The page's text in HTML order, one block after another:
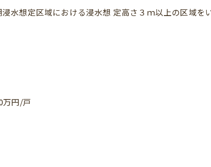
想定区域における浸水想 定高さ３ｍ以上の区域をい
万円/戸